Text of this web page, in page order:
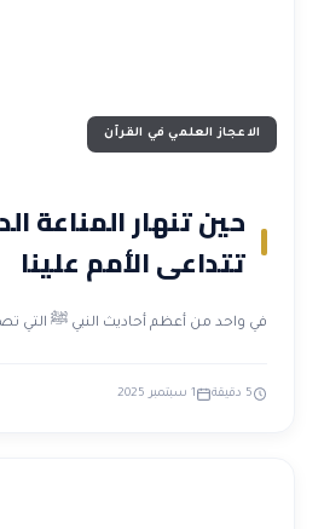
الاعجاز العلمي في القرآن
حين تنهار المناعة
تتداعى الأمم علينا
في واحد من أعظم أحاديث النبي ﷺ التي
5 دقيقة 1 سبتمبر 2025